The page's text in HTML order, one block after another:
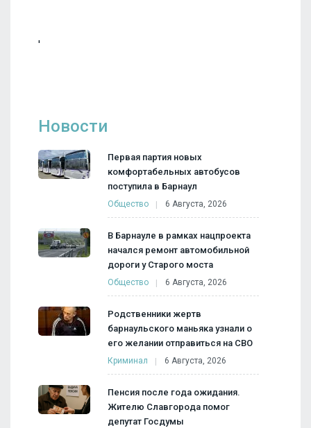
'
Новости
Первая партия новых
комфортабельных автобусов
поступила в Барнаул
Общество 6 Августа, 2026
В Барнауле в рамках нацпроекта
начался ремонт автомобильной
дороги у Старого моста
Общество 6 Августа, 2026
Родственники жертв
барнаульского маньяка узнали о
его желании отправиться на СВО
Криминал 6 Августа, 2026
Пенсия после года ожидания.
Жителю Славгорода помог
депутат Госдумы